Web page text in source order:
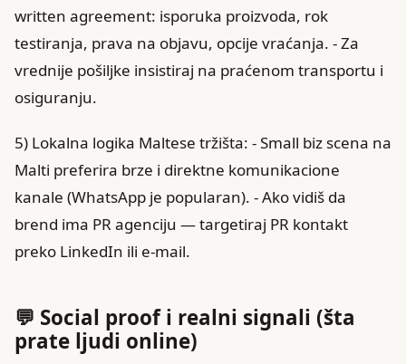
written agreement: isporuka proizvoda, rok
testiranja, prava na objavu, opcije vraćanja. - Za
vrednije pošiljke insistiraj na praćenom transportu i
osiguranju.
5) Lokalna logika Maltese tržišta: - Small biz scena na
Malti preferira brze i direktne komunikacione
kanale (WhatsApp je popularan). - Ako vidiš da
brend ima PR agenciju — targetiraj PR kontakt
preko LinkedIn ili e‑mail.
💬 Social proof i realni signali (šta
prate ljudi online)